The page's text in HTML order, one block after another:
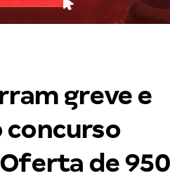
greve e
concurso
de 950